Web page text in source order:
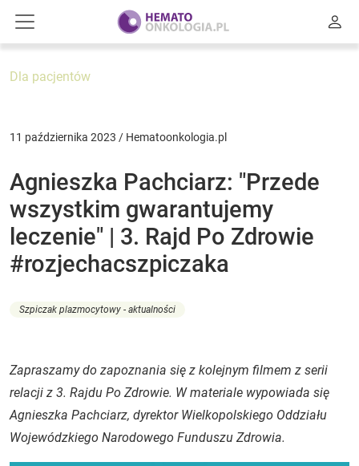
Dla pacjentów
11 października 2023 / Hematoonkologia.pl
Agnieszka Pachciarz: "Przede
wszystkim gwarantujemy
leczenie" | 3. Rajd Po Zdrowie
#rozjechacszpiczaka
Szpiczak plazmocytowy - aktualności
Zapraszamy do zapoznania się z kolejnym filmem z serii
relacji z 3. Rajdu Po Zdrowie. W materiale wypowiada się
Agnieszka Pachciarz, dyrektor Wielkopolskiego Oddziału
Wojewódzkiego Narodowego Funduszu Zdrowia.